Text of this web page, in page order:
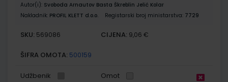
Autor(i): Svoboda Arnautov Basta Škreblin Jelić Kolar
Nakladnik: PROFIL KLETT d.o.o. Registarski broj ministarstva: 7729
SKU: 569086 CIJENA: 9,06 €
ŠIFRA OMOTA: 500159
Udžbenik Omot